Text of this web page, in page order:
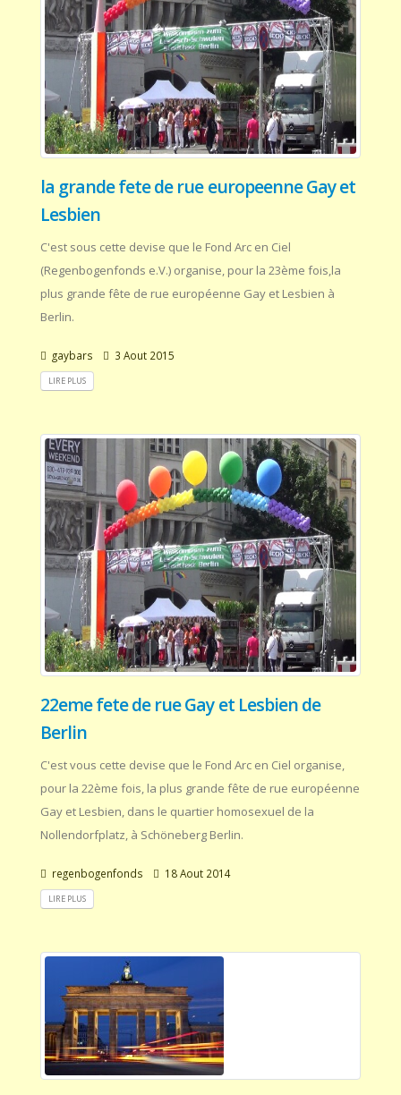
la grande fete de rue europeenne Gay et
Lesbien
C'est sous cette devise que le Fond Arc en Ciel
(Regenbogenfonds e.V.) organise, pour la 23ème fois,la
plus grande fête de rue européenne Gay et Lesbien à
Berlin.
gaybars 3 Aout 2015
LIRE PLUS
22eme fete de rue Gay et Lesbien de
Berlin
C'est vous cette devise que le Fond Arc en Ciel organise,
pour la 22ème fois, la plus grande fête de rue européenne
Gay et Lesbien, dans le quartier homosexuel de la
Nollendorfplatz, à Schöneberg Berlin.
regenbogenfonds 18 Aout 2014
LIRE PLUS